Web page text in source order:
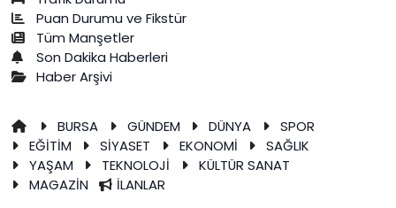
Puan Durumu ve Fikstür
Tüm Manşetler
Son Dakika Haberleri
Haber Arşivi
BURSA GÜNDEM DÜNYA
SPOR
EĞİTİM
SİYASET EKONOMİ
SAĞLIK
YAŞAM
TEKNOLOJİ
KÜLTÜR SANAT
MAGAZİN
İLANLAR